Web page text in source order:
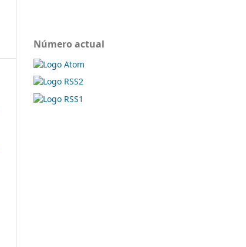
Número actual